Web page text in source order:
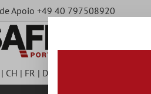
Apoio +49 40 797508920
CH | FR | DE